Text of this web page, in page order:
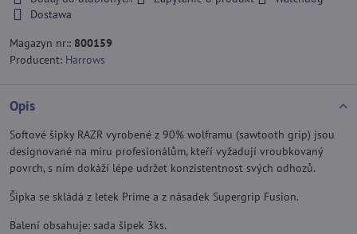
Dostawa
Magazyn nr:: 800159
Producent: Harrows
Opis
Softové šipky RAZR vyrobené z 90% wolframu (sawtooth grip) jsou
designované na míru profesionálům, kteří vyžadují vroubkovaný
povrch, s ním dokáží lépe udržet konzistentnost svých odhozů.
Šipka se skládá z letek Prime a z násadek Supergrip Fusion.
Balení obsahuje: sada šipek 3ks.